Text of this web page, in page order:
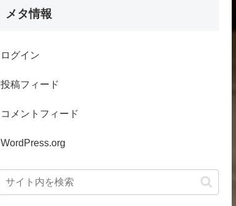
メタ情報
ログイン
投稿フィード
コメントフィード
WordPress.org